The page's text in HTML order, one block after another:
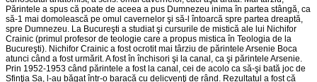
Părintele a spus că poate de aceea a pus Dumnezeu inima în partea stângă, ca
să-1 mai domolească pe omul cavernelor şi să-l întoarcă spre partea dreaptă,
spre Dumnezeu. La Bucureşti a studiat şi cursurile de mistică ale lui Nichifor
Crainic (primul profesor de teologie care a propus mistica în Teologia de la
Bucureşti). Nichifor Crainic a fost ocrotit mai târziu de părintele Arsenie Boca
atunci când a fost urmărit. A fost în închisori şi la canal, ca şi părintele Arsenie.
Prin 1952-1953 când părintele a fost la canal, cei de acolo ca să-şi bată joc de
Sfinţia Sa, l-au băgat într-o baracă cu delicvenţi de rând. Rezultatul a fost că